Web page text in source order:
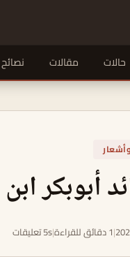
حالات مقالات
أبوبكر
|1 دقائق للقراءة |5s تعليقات